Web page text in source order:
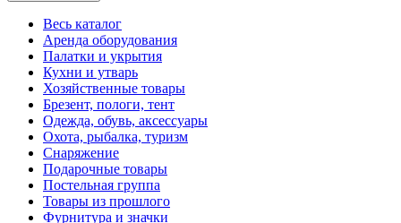
Весь каталог
Аренда оборудования
Палатки и укрытия
Кухни и утварь
Хозяйственные товары
Брезент, пологи, тент
Одежда, обувь, аксессуары
Охота, рыбалка, туризм
Снаряжение
Подарочные товары
Постельная группа
Товары из прошлого
Фурнитура и значки